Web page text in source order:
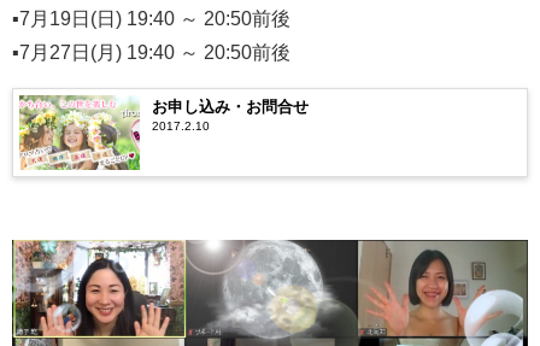
▪️7月19日(日) 19:40 ～ 20:50前後
▪️7月27日(月) 19:40 ～ 20:50前後
お申し込み・お問合せ
2017.2.10